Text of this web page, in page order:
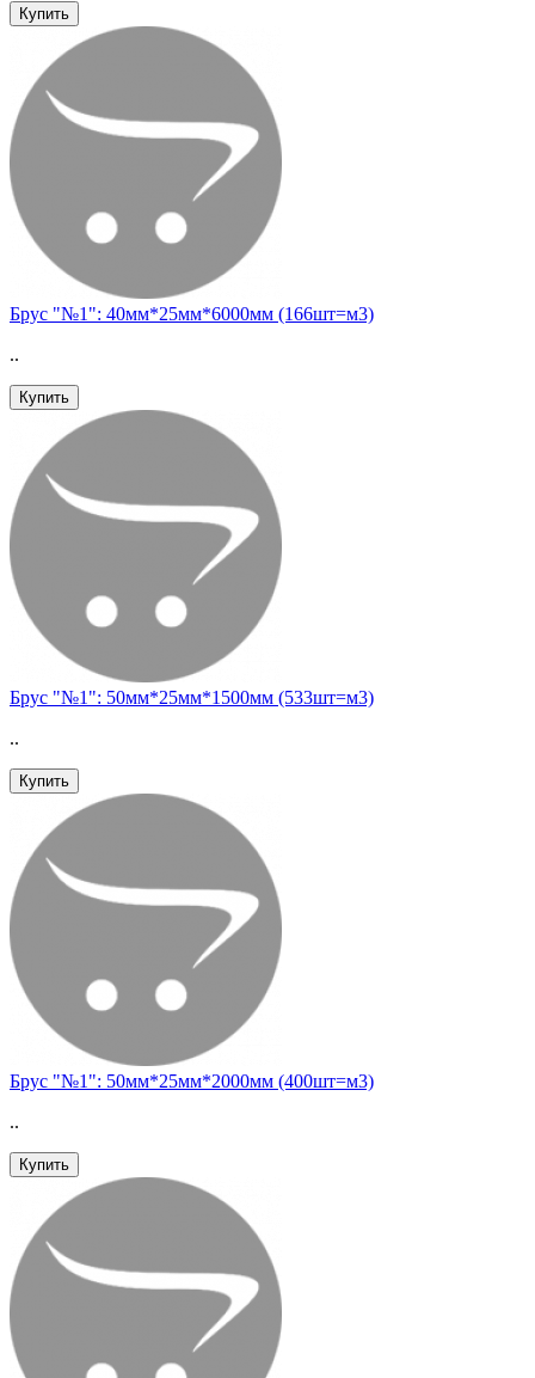
Купить
Брус "№1": 40мм*25мм*6000мм (166шт=м3)
..
Купить
Брус "№1": 50мм*25мм*1500мм (533шт=м3)
..
Купить
Брус "№1": 50мм*25мм*2000мм (400шт=м3)
..
Купить